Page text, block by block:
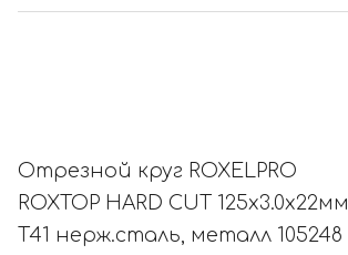
Отрезной круг ROXELPRO
ROXTOP HARD CUT 125x3.0x22мм
Т41 нерж.сталь, металл 105248